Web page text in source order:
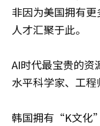
非因为美国拥有
人才汇聚于此。
AI时代最宝贵的资
水平科学家、工程
韩国拥有“K文化